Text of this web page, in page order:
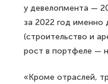
у девелопмента —
за 2022 год именно
(строительство и
рост в портфеле —
«Кроме отраслей,